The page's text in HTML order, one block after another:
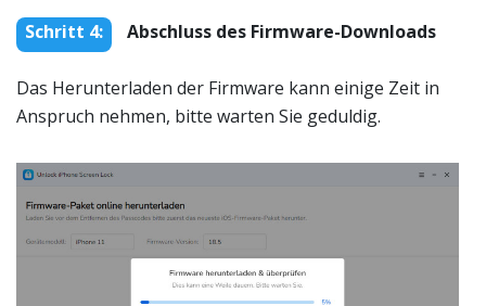
Schritt 4: Abschluss des Firmware-Downloads
Das Herunterladen der Firmware kann einige Zeit in
Anspruch nehmen, bitte warten Sie geduldig.